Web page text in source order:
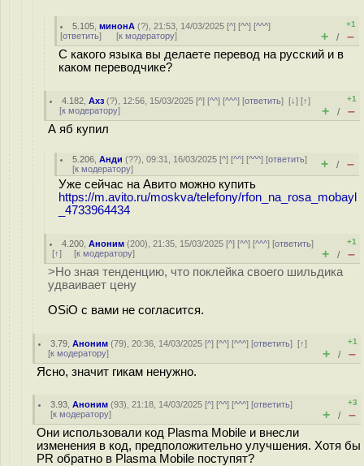
5.105 ,минонА (?), 21:53, 14/03/2025 [^] [^^] [^^^]
[ответить] [к модератору]
+1
+ / –
С какого языка вы делаете перевод на русский и в
каком переводчике?
4.182 ,Ахз (?), 12:56, 15/03/2025 [^] [^^] [^^^] [ответить][↓] [↑]
[к модератору]
+1
+ / –
А яб купил
5.206 ,Анди (??), 09:31, 16/03/2025 [^] [^^] [^^^] [ответить]
[к модератору] + / –
Уже сейчас на Авито можно купить
https://m.avito.ru/moskva/telefony/rfon_na_rosa_mobayl
_4733964434
4.200 ,Аноним (200), 21:35, 15/03/2025 [^] [^^] [^^^] [ответить]
[↑] [к модератору]
+1
+ / –
>Но зная тенденцию, что поклейка своего шильдика
удваивает цену
OSiO с вами не согласится.
3.79 ,Аноним (79), 20:36, 14/03/2025 [^] [^^] [^^^] [ответить][↑]
[к модератору]
+1
+ / –
Ясно, значит гикам ненужно.
3.93 ,Аноним (93), 21:18, 14/03/2025 [^] [^^] [^^^] [ответить]
[к модератору]
+3
+ / –
Они использовали код Plasma Mobile и внесли
изменения в код, предположительно улучшения. Хотя бы
PR обратно в Plasma Mobile поступят?